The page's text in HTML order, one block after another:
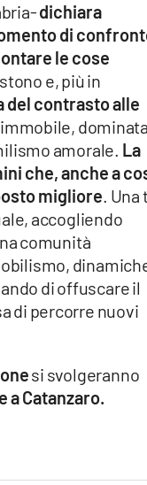
dichiara
di
le cose
e, più in
del contrasto alle
immobile,
amorale. La
che, anche a
migliore. Una
accogliendo
comunità
di offuscare il
di percorre nuovi
si svolgeranno
a Catanzaro.